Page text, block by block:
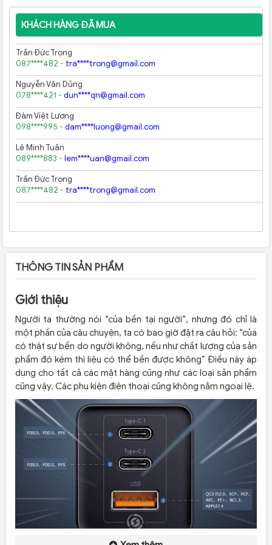
KHÁCH HÀNG ĐÃ MUA
Lê Minh Tuấn
089****883 -lem****uan@gmail.com
Trần Đức Trọng
087****482 -tra****trong@gmail.com
Nguyễn Văn Dũng
078****421 -dun****qn@gmail.com
Đàm Việt Lương
098****995 -dam****luong@gmail.com
Lê Minh Tuấn
089****883 -
Trần Đức Trọng
087****482 -tra****trong@gmail.com
THÔNG TIN SẢN PHẨM
Giới thiệu
Người ta thường nói “của bền tại người”, nhưng đó chỉ là
một phần của câu chuyện, ta có bao giờ đặt ra câu hỏi: “của
có thật sự bền do người không, nếu như chất lượng của sản
phẩm đó kém thì liệu có thể bền được không” Điều này áp
dụng cho tất cả các mặt hàng cũng như các loại sản phẩm
cũng vậy. Các phụ kiện điện thoại cũng không nằm ngoại lệ.